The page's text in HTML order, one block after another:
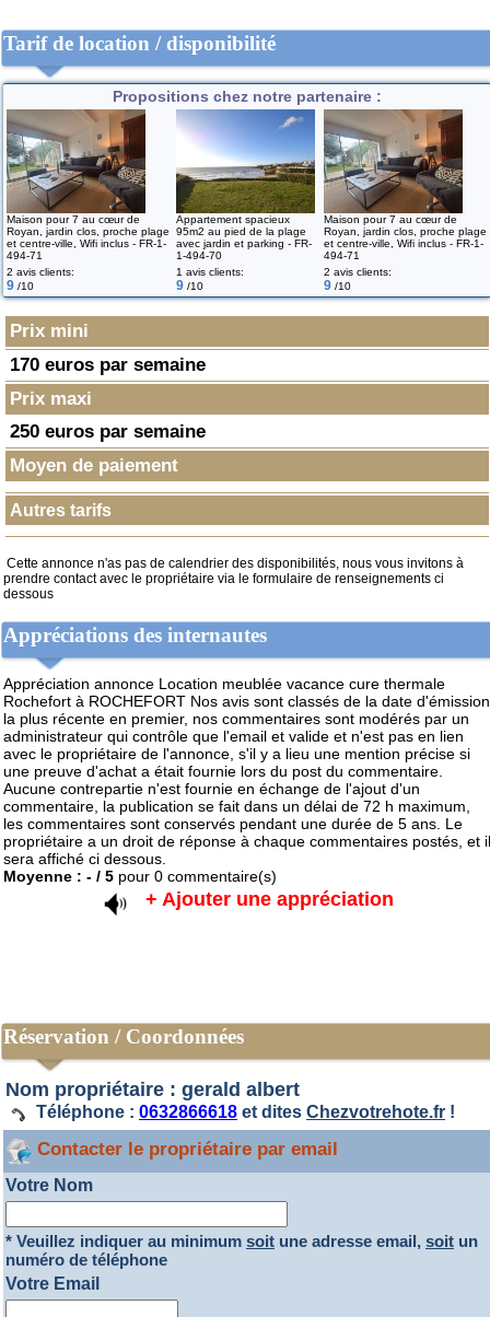
Tarif de location / disponibilité
Propositions chez notre partenaire :
Maison pour 7 au cœur de
Royan, jardin clos, proche plage
et centre-ville, Wifi inclus - FR-1-
494-71
Appartement spacieux
95m2 au pied de la plage
avec jardin et parking - FR-
1-494-70
Maison pour 7 au cœur de
Royan, jardin clos, proche plage
et centre-ville, Wifi inclus - FR-1-
494-71
2 avis clients:
9 /10
1 avis clients:
9 /10
2 avis clients:
9 /10
Prix mini
170 euros par semaine
Prix maxi
250 euros par semaine
Moyen de paiement
Autres tarifs
Cette annonce n'as pas de calendrier des disponibilités, nous vous invitons à
prendre contact avec le propriétaire via le formulaire de renseignements ci
dessous
Appréciations des internautes
Appréciation annonce Location meublée vacance cure thermale
Rochefort à ROCHEFORT Nos avis sont classés de la date d'émission
la plus récente en premier, nos commentaires sont modérés par un
administrateur qui contrôle que l'email et valide et n'est pas en lien
avec le propriétaire de l'annonce, s'il y a lieu une mention précise si
une preuve d'achat a était fournie lors du post du commentaire.
Aucune contrepartie n'est fournie en échange de l'ajout d'un
commentaire, la publication se fait dans un délai de 72 h maximum,
les commentaires sont conservés pendant une durée de 5 ans. Le
propriétaire a un droit de réponse à chaque commentaires postés, et il
sera affiché ci dessous.
Moyenne : - / 5 pour 0 commentaire(s)
+ Ajouter une appréciation
Réservation / Coordonnées
Nom propriétaire : gerald albert
Téléphone : 0632866618 et dites Chezvotrehote.fr !
Contacter le propriétaire par email
Votre Nom
* Veuillez indiquer au minimum soit une adresse email, soit un
numéro de téléphone
Votre Email